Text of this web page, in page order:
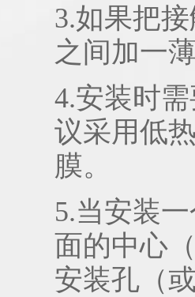
3.如果把
之间加一
4.安装时
议采用低
膜。
5.当安装
面的中心
安装孔（